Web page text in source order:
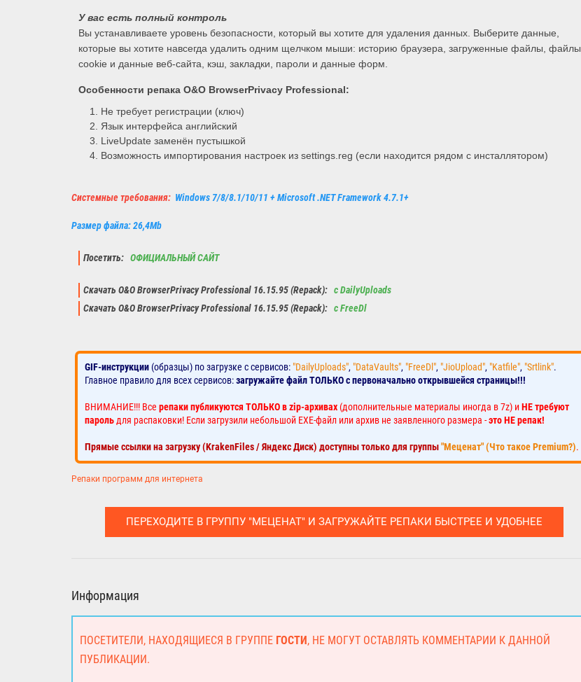
У вас есть полный контроль
Вы устанавливаете уровень безопасности, который вы хотите для удаления данных. Выберите данные,
которые вы хотите навсегда удалить одним щелчком мыши: историю браузера, загруженные файлы, файлы
cookie и данные веб-сайта, кэш, закладки, пароли и данные форм.
Особенности репака O&O BrowserPrivacy Professional:
Не требует регистрации (ключ)
Язык интерфейса английский
LiveUpdate заменён пустышкой
Возможность импортирования настроек из settings.reg (если находится рядом с инсталлятором)
Системные требования: Windows 7/8/8.1/10/11 + Microsoft .NET Framework 4.7.1+
Размер файла: 26,4Mb
Посетить: ОФИЦИАЛЬНЫЙ САЙТ
Скачать O&O BrowserPrivacy Professional 16.15.95 (Repack): с DailyUploads
Скачать O&O BrowserPrivacy Professional 16.15.95 (Repack): с FreeDl
GIF-инструкции (образцы) по загрузке с сервисов: "DailyUploads", "DataVaults", "FreeDl", "JioUpload", "Katfile", "Srtlink".
Главное правило для всех сервисов:загружайте файл ТОЛЬКО с первоначально открывшейся страницы!!!
ВНИМАНИЕ!!! Все репаки публикуются ТОЛЬКО в zip-архивах(дополнительные материалы иногда в 7z) иНЕ требуют
пароль для распаковки! Если загрузили небольшой EXE-файл или архив не заявленного размера -это НЕ репак!
Прямые ссылки на загрузку (KrakenFiles / Яндекс Диск) доступны только для группы"Меценат" (Что такое Premium?).
Репаки программ для интернета
ПЕРЕХОДИТЕ В ГРУППУ "МЕЦЕНАТ" И ЗАГРУЖАЙТЕ РЕПАКИ БЫСТРЕЕ И УДОБНЕЕ
Информация
ПОСЕТИТЕЛИ, НАХОДЯЩИЕСЯ В ГРУППЕ ГОСТИ, НЕ МОГУТ ОСТАВЛЯТЬ КОММЕНТАРИИ К ДАННОЙ
ПУБЛИКАЦИИ.